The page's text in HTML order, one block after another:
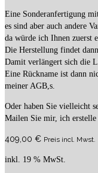
Eine Sonderanfertigung
es sind aber auch andere
da würde ich Ihnen zuerst
Die Herstellung findet
Damit verlängert sich die
Eine Rückname ist dann
meiner AGB,s.
Oder haben Sie vielleicht
Mailen Sie mir, ich erstelle
409,00 € Preis incl. Mwst.
inkl. 19 % MwSt.